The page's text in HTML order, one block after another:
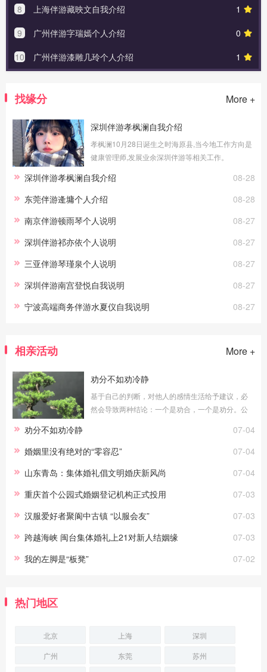
1
8
上海伴游藏映文自我介绍
0
9
广州伴游字瑞嫣个人介绍
1
10 广州伴游漆雕几玲个人介绍
找缘分 More +
深圳伴游孝枫澜自我介绍
孝枫澜10月28日诞生之时海原县,当今地工作方向是
健康管理师,发展业余深圳伴游等相关工作。
08-28
深圳伴游孝枫澜自我介绍
08-28
东莞伴游逄墉个人介绍
08-27
南京伴游顿雨琴个人说明
08-27
深圳伴游祁亦依个人说明
08-27
三亚伴游琴瑾泉个人说明
08-27
深圳伴游南宫登悦自我说明
08-27
宁波高端商务伴游水夏仪自我说明
相亲活动 More +
劝分不如劝冷静
基于自己的判断，对他人的感情生活给予建议，必
然会导致两种结论：一个是劝合，一个是劝分。公
07-04
劝分不如劝冷静
07-04
婚姻里没有绝对的“零容忍”
07-04
山东青岛：集体婚礼倡文明婚庆新风尚
07-03
重庆首个公园式婚姻登记机构正式投用
07-03
汉服爱好者聚阆中古镇 “以服会友”
07-03
跨越海峡 闽台集体婚礼上21对新人结姻缘
07-02
我的左脚是“板凳”
热门地区
北京 上海
深圳
广州
东莞
苏州